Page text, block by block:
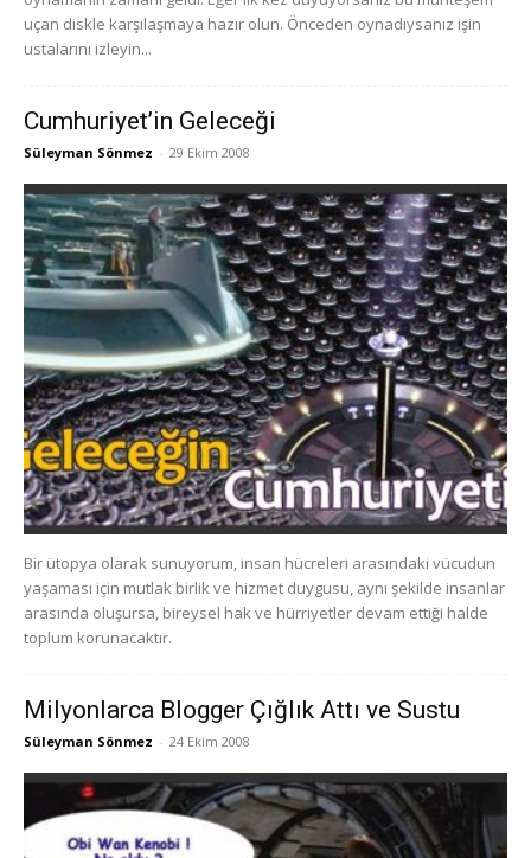
uçan diskle karşılaşmaya hazır olun. Önceden oynadıysanız işin
ustalarını izleyin...
Cumhuriyet’in Geleceği
Süleyman Sönmez - 29 Ekim 2008
Bir ütopya olarak sunuyorum, insan hücreleri arasındaki vücudun
yaşaması için mutlak birlik ve hizmet duygusu, aynı şekilde insanlar
arasında oluşursa, bireysel hak ve hürriyetler devam ettiği halde
toplum korunacaktır.
Milyonlarca Blogger Çığlık Attı ve Sustu
Süleyman Sönmez - 24 Ekim 2008